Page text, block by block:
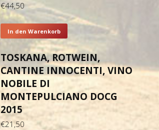
€44,50
In den Warenkorb
TOSKANA, ROTWEIN,
CANTINE INNOCENTI, VINO
NOBILE DI
MONTEPULCIANO DOCG
2015
€21,50